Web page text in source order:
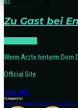
Zu Gast bei
Wenn Ärzte hinterm Dom
Official Site
SHOW MORE
Schlagwörter
DonotsFleet UnionGet JealousHeute ist ein guter